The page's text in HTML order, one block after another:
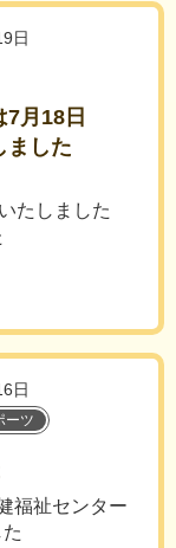
日
月18日
ました
たしました
日
ーツ
福祉センター